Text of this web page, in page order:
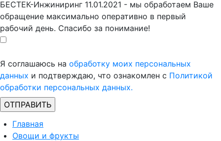
БЕСТЕК-Инжиниринг 11.01.2021 - мы обработаем Ваше
обращение максимально оперативно в первый
рабочий день. Спасибо за понимание!
Я соглашаюсь на обработку моих персональных
данных и подтверждаю, что ознакомлен с Политикой
обработки персональных данных.
Главная
Овощи и фрукты